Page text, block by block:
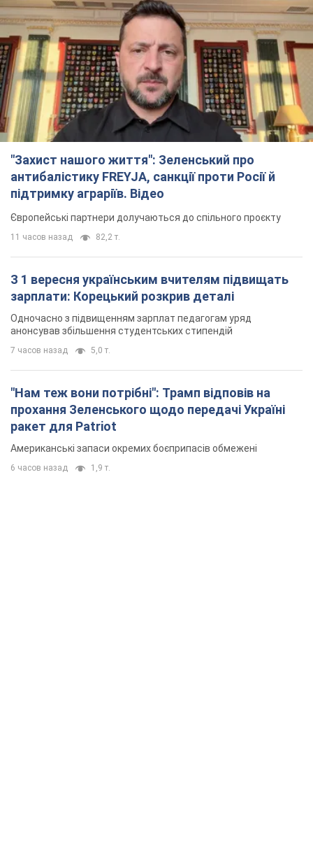
"Захист нашого життя": Зеленський про
антибалістику FREYJA, санкції проти Росії й
підтримку аграріїв. Відео
Європейські партнери долучаються до спільного проєкту
11 часов назад 82,2 т.
З 1 вересня українським вчителям підвищать
зарплати: Корецький розкрив деталі
Одночасно з підвищенням зарплат педагогам уряд
анонсував збільшення студентських стипендій
7 часов назад 5,0 т.
"Нам теж вони потрібні": Трамп відповів на
прохання Зеленського щодо передачі Україні
ракет для Patriot
Американські запаси окремих боєприпасів обмежені
6 часов назад 1,9 т.